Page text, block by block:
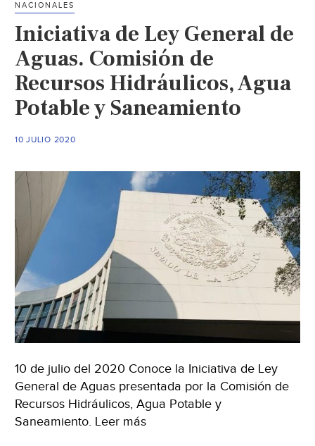
en
el
Valle
de
México
(Canal
NACIONALES
Iniciativa de Ley General de
Aguas. Comisión de
Recursos Hidráulicos, Agua
Potable y Saneamiento
10 JULIO 2020
10 de julio del 2020 Conoce la Iniciativa de Ley
General de Aguas presentada por la Comisión de
Recursos Hidráulicos, Agua Potable y
Saneamiento. Leer más